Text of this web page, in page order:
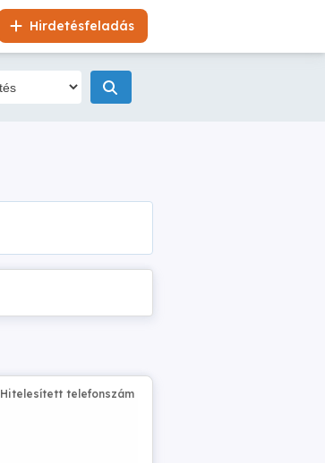
Hirdetésfeladás
Hitelesített telefonszám